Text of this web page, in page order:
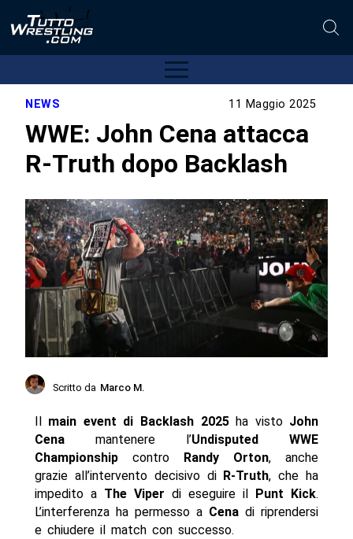
NEWS 11 Maggio 2025
WWE: John Cena attacca
R-Truth dopo Backlash
Scritto da Marco M.
main event di Backlash 2025ha visto John
Cenamantenere l’Undisputed WWE
Championshipcontro Randy Orton, anche
grazie all’intervento decisivo di R-Truth, che ha
impedito a The Viper di eseguire il Punt Kick.
L’interferenza ha permesso a Cena di riprendersi
e chiudere il match con successo.